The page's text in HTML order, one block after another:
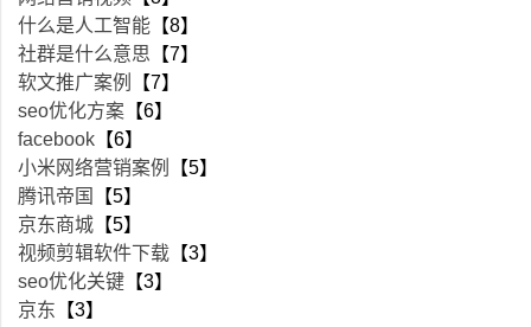
什么是人工智能 【8】
社群是什么意思 【7】
软文推广案例
【7】
seo优化方案 【6】
facebook 【6】
小米网络营销案例
【5】
腾讯帝国
【5】
京东商城 【5】
视频剪辑软件下载 【3】
seo优化关键 【3】
京东 【3】